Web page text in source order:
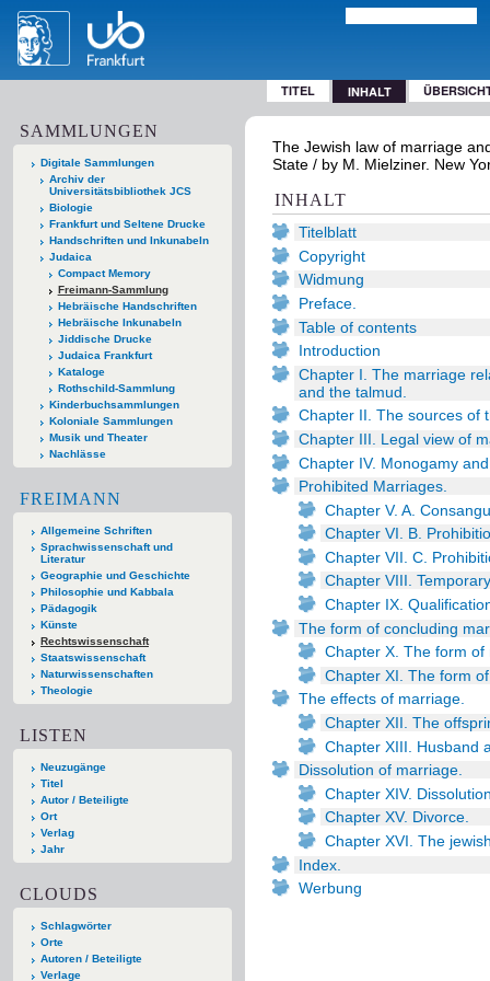
TITEL INHALT
SAMMLUNGEN
Digitale Sammlungen
Archiv der
Universitätsbibliothek JCS
Biologie
Frankfurt und Seltene Drucke
Handschriften und Inkunabeln
Judaica
Compact Memory
Freimann-Sammlung
Hebräische Handschriften
Hebräische Inkunabeln
Jiddische Drucke
Judaica Frankfurt
Kataloge
Rothschild-Sammlung
Kinderbuchsammlungen
Koloniale Sammlungen
Musik und Theater
Nachlässe
FREIMANN
Allgemeine Schriften
Sprachwissenschaft und
Literatur
Geographie und Geschichte
Philosophie und Kabbala
Pädagogik
Künste
Rechtswissenschaft
Staatswissenschaft
Naturwissenschaften
Theologie
LISTEN
Neuzugänge
Titel
Autor / Beteiligte
Ort
Verlag
Jahr
CLOUDS
Schlagwörter
Orte
Autoren / Beteiligte
Verlage
The Jewish law of marriage
State / by M. Mielziner. New
INHALT
Titelblatt
Copyright
Widmung
Preface.
Table of contents
Introduction
Chapter I. The marriage
and the talmud.
Chapter II. The sources of
Chapter III. Legal view of
Chapter IV. Monogamy
Prohibited Marriages.
Chapter V. A.
Chapter VI. B.
Chapter VII. C.
Chapter VIII.
Chapter IX.
The form of concluding
Chapter X. The form
Chapter XI. The form
The effects of marriage.
Chapter XII. The
Chapter XIII. Husband
Dissolution of marriage.
Chapter XIV.
Chapter XV. Divorce.
Chapter XVI. The
Index.
Werbung